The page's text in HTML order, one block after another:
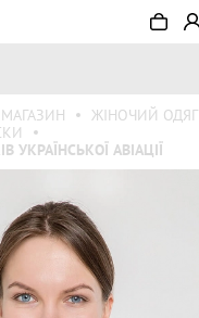
МАГАЗИН
ЖІНОЧИЙ ОДЯГ
УКРАЇНСЬКОЇ АВІАЦІЇ